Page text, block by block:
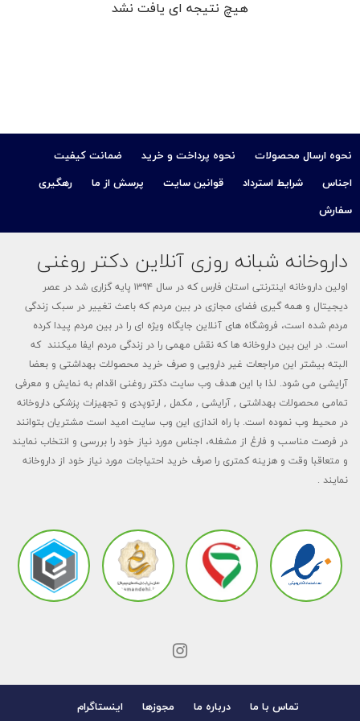
هیچ نتیجه ای یافت نشد
نحوه ارسال محصولات نحوه پرداخت و خرید
ضمانت کیفیت
اجناس
شرایط استرداد قوانین سایت پرسش از ما
رهگیری
سفارش
داروخانه شبانه روزی آنلاین دکتر روغنی
اولین داروخانه اینترنتی استان فارس که در سال ۱۳۹۴ پایه گزاری شد در عصر
دیجیتال و همه گیری فضای مجازی در بین مردم که باعث تغییر در سبک زندگی
مردم شده است، فروشگاه های آنلاین جایگاه ویژه ای را در بین مردم پیدا کرده
است. در این بین داروخانه ها که نقش مهمی را در زندگی مردم ایفا میکنند که
البته بیشتر این مراجعات غیر دارویی و صرف خرید محصولات بهداشتی و بعضا
آرایشی می شود. لذا با این هدف وب سایت دکتر روغنی اقدام به نمایش و معرفی
تمامی محصولات بهداشتی , آرایشی , مکمل , ارتوپدی و تجهیزات پزشکی داروخانه
در محیط وب نموده است. با راه اندازی این وب سایت امید است مشتریان بتوانند
در فرصت مناسب و فارغ از مشغله، اجناس مورد نیاز خود را بررسی و انتخاب نمایند
و متعاقبا وقت و هزینه کمتری را صرف خرید احتیاجات مورد نیاز خود از داروخانه
نمایند .
تماس با ما درباره ما مجوزها اینستاگرام